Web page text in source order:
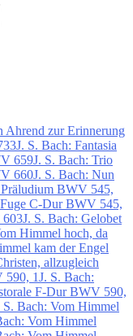
Ahrend zur Erinnerung
J. S. Bach: Fantasia
659J. S. Bach: Trio
660J. S. Bach: Nun
BWV 545,
C-Dur BWV 545,
603J. S. Bach: Gelobet
Himmel hoch, da
kam der Engel
allzugleich
590, 1J. S. Bach:
F-Dur BWV 590,
S. Bach: Vom Himmel
Vom Himmel